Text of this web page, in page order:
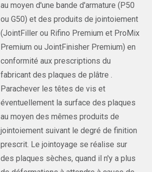
au moyen d'une bande d'armature (P50
ou G50) et des produits de jointoiement
(JointFiller ou Rifino Premium et ProMix
Premium ou JointFinisher Premium) en
conformité aux prescriptions du
fabricant des plaques de plâtre .
Parachever les têtes de vis et
éventuellement la surface des plaques
au moyen des mêmes produits de
jointoiement suivant le degré de finition
prescrit. Le jointoyage se réalise sur
des plaques sèches, quand il n'y a plus